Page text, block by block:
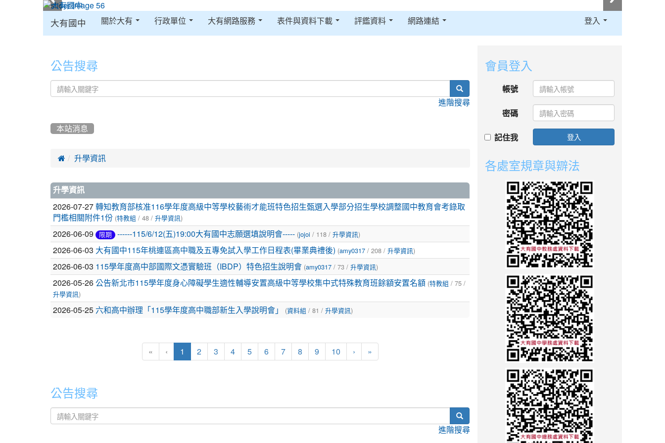
大有國中 關於大有 行政單位 大有網路服務 表件與資料下載 評鑑資料 網路連結 登入
公告搜尋
進階搜尋
本站消息
 升學資訊
文
章
列
表
升學資訊
2026-07-27 轉知教育部核准116學年度高級中等學校藝術才能班特色招生甄選入學部分招生學校調整國中教育會考錄取
門檻相關附件1份 (特教組 / 48 / 升學資訊)
2026-06-09 限期 ------115/6/12(五)19:00大有國中志願選填說明會----- (jojoi / 118 / 升學資訊)
2026-06-03 大有國中115年桃連區高中職及五專免試入學工作日程表(畢業典禮後) (amy0317 / 208 / 升學資訊)
2026-06-03 115學年度高中部國際文憑實驗班（IBDP）特色招生說明會 (amy0317 / 73 / 升學資訊)
2026-05-26 公告新北市115學年度身心障礙學生適性輔導安置高級中等學校集中式特殊教育班餘額安置名額 (特教組 / 75 /
升學資訊)
2026-05-25 六和高中辦理「115學年度高中職部新生入學說明會」 (資料組 / 81 / 升學資訊)
« ‹ 1 (current)
2 3 4 5 6 7 8 9 10 › »
公告搜尋
進階搜尋
會員登入
帳號
密碼
記住我 登入
各處室規章與辧法